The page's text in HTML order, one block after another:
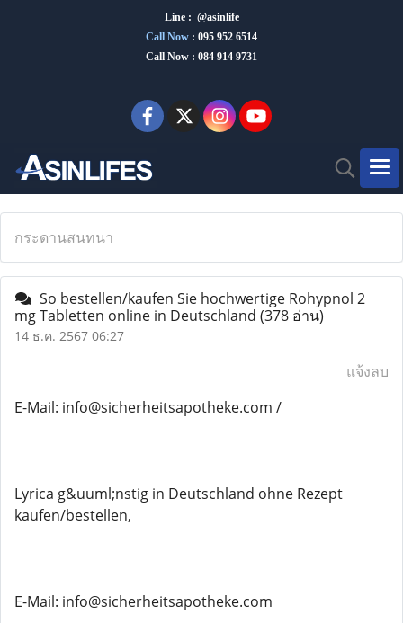
Line : @asinlife
Call Now : 095 952 6514
Call Now : 084 914 9731
กระดานสนทนา
So bestellen/kaufen Sie hochwertige Rohypnol 2
mg Tabletten online in Deutschland (378 อ่าน)
14 ธ.ค. 2567 06:27
แจ้งลบ
E-Mail: info@sicherheitsapotheke.com /
Lyrica g&uuml;nstig in Deutschland ohne Rezept
kaufen/bestellen,
E-Mail: info@sicherheitsapotheke.com